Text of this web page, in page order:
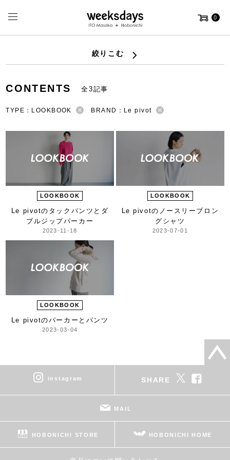
0
絞りこむ
CONTENTS 全3記事
TYPE：LOOKBOOK BRAND：Le pivot
LOOKBOOK
Le pivotのタックパンツと ダ
ブルジップパーカー
2023-11-18
LOOKBOOK
Le pivotの ノースリーブロン
グシャツ
2023-07-01
LOOKBOOK
Le pivotのパーカーとパンツ
2023-03-04
instagram SHARE
MAIL
HOBONICHI STORE HOBONICHI HOME